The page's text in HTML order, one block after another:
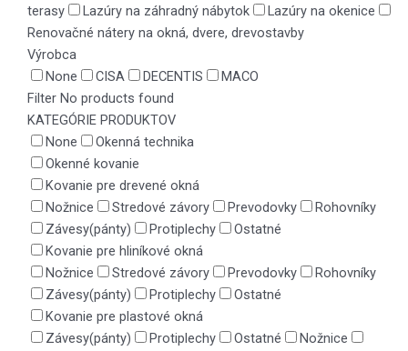
terasy
Lazúry na záhradný nábytok
Lazúry na okenice
Renovačné nátery na okná, dvere, drevostavby
Výrobca
None
CISA DECENTIS
MACO
FilterNo products found
KATEGÓRIE PRODUKTOV
None
Okenná technika
Okenné kovanie
Kovanie pre drevené okná
Nožnice
Stredové závory Prevodovky
Rohovníky
Závesy(pánty)
Protiplechy
Ostatné
Kovanie pre hliníkové okná
Nožnice
Stredové závory Prevodovky
Rohovníky
Závesy(pánty)
Protiplechy
Ostatné
Kovanie pre plastové okná
Závesy(pánty)
Protiplechy Ostatné Nožnice